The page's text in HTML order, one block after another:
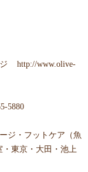
ジ http://www.olive-
5880
ジ・フットケア（魚
東京・大田・池上